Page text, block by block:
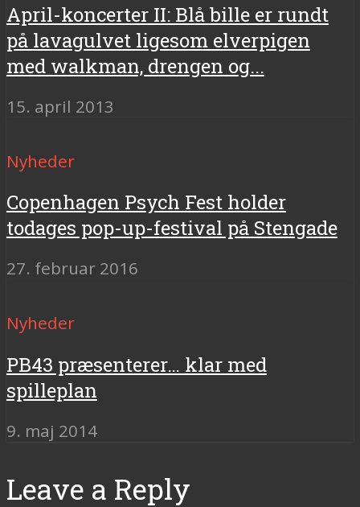
April-koncerter II: Blå bille er rundt
på lavagulvet ligesom elverpigen
med walkman, drengen og...
15. april 2013
Nyheder
Copenhagen Psych Fest holder
todages pop-up-festival på Stengade
27. februar 2016
Nyheder
PB43 præsenterer… klar med
spilleplan
9. maj 2014
Leave a Reply